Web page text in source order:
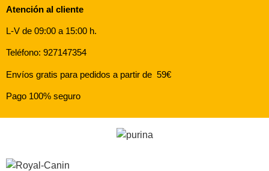
Atención al cliente
L-V de 09:00 a 15:00 h.
Teléfono: 927147354
Envíos gratis para pedidos a partir de 59€
Pago 100% seguro